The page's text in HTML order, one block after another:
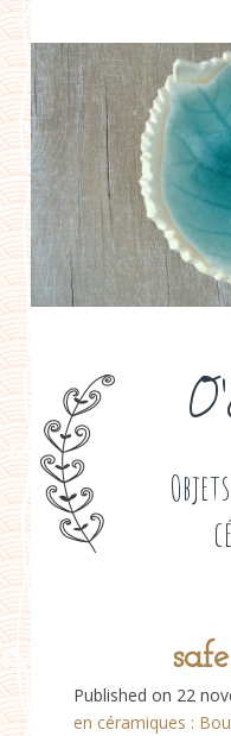
a propos
boutiques de
contact
politique de
Published on 22
en céramiques :